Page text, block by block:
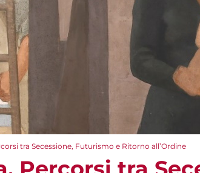
tra Secessione, Futurismo e Ritorno all’Ordine